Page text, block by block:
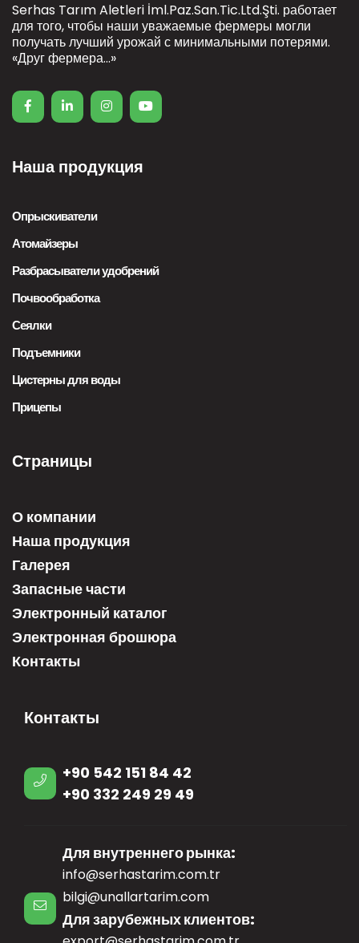
Serhas Tarım Aletleri İml.Paz.San.Tic.Ltd.Şti. работает
для того, чтобы наши уважаемые фермеры могли
получать лучший урожай с минимальными потерями.
«Друг фермера...»
Наша продукция
Опрыскиватели
Атомайзеры
Разбрасыватели удобрений
Почвообработка
Сеялки
Подъемники
Цистерны для воды
Прицепы
Страницы
О компании
Наша продукция
Галерея
Запасные части
Электронный каталог
Электронная брошюра
Контакты
Контакты
+90 542 151 84 42
+90 332 249 29 49
Для внутреннего рынка:
info@serhastarim.com.tr
bilgi@unallartarim.com
Для зарубежных клиентов: